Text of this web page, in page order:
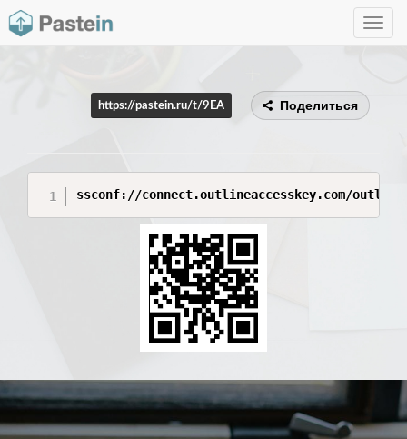
Toggle
https://pastein.ru/t/9EA Поделиться
ssconf://connect.outlineaccesskey.com/outline/